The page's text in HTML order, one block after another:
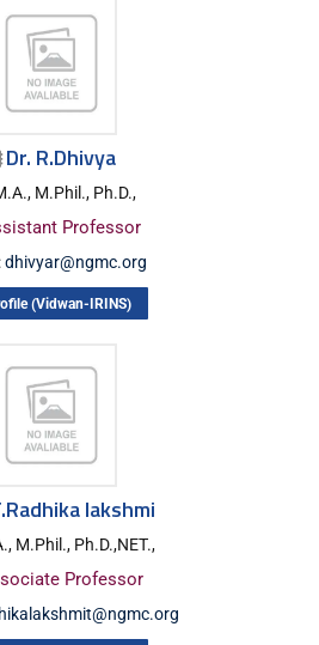
Dr. R.Dhivya
M.Phil., Ph.D.,
Professor
dhivyar@ngmc.org
(Vidwan-IRINS)
lakshmi
M.Phil., Ph.D.,NET.,
Professor